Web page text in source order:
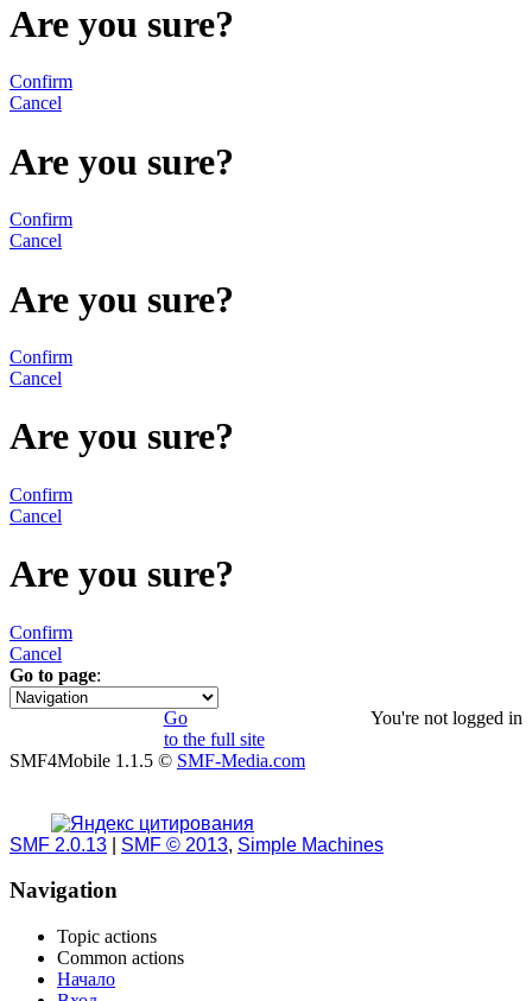
Are you sure?
Confirm
Cancel
Are you sure?
Confirm
Cancel
Are you sure?
Confirm
Cancel
Are you sure?
Confirm
Cancel
Are you sure?
Confirm
Cancel
Go to page:
1
You're not logged in
Go
to the full site
SMF4Mobile 1.1.5 © SMF-Media.com
SMF 2.0.13 SMF © 2013, Simple Machines
Navigation
Topic actions
Common actions
Начало